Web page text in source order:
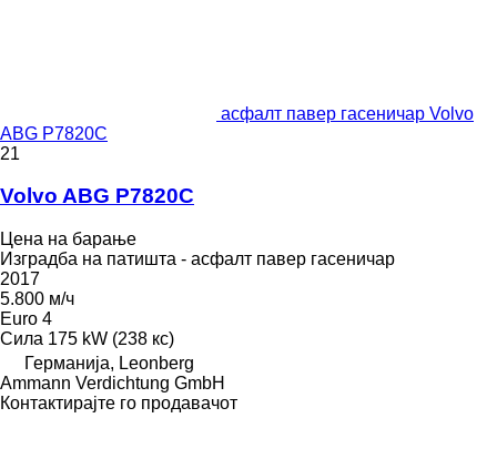
асфалт павер гасеничар Volvo
ABG P7820C
21
Volvo ABG P7820C
Цена на барање
Изградба на патишта - асфалт павер гасеничар
2017
5.800 м/ч
Euro 4
Сила 175 kW (238 кс)
Германија, Leonberg
Ammann Verdichtung GmbH
Контактирајте го продавачот